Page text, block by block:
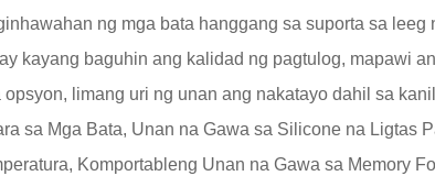
ng mga bata hanggang sa suporta sa
kayang baguhin ang kalidad ng pagtulog, mapawi
limang uri ng unan ang nakatayo dahil sa
sa Mga Bata, Unan na Gawa sa Silicone na Ligtas
Komportableng Unan na Gawa sa Memory